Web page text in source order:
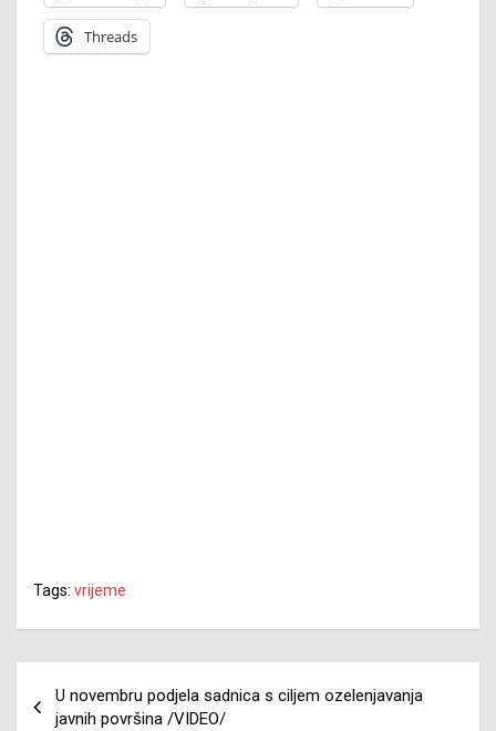
Threads
Tags: vrijeme
članaka
U novembru podjela sadnica s ciljem ozelenjavanja
javnih površina /VIDEO/